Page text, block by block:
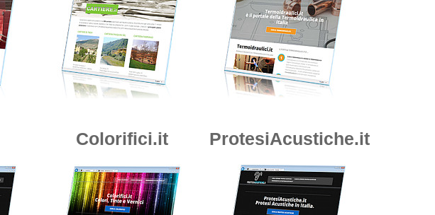
Colorifici.it ProtesiAcustiche.it